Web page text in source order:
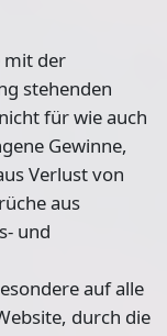
mit der
stehenden
für wie auch
Gewinne,
Verlust von
aus
und
auf alle
durch die